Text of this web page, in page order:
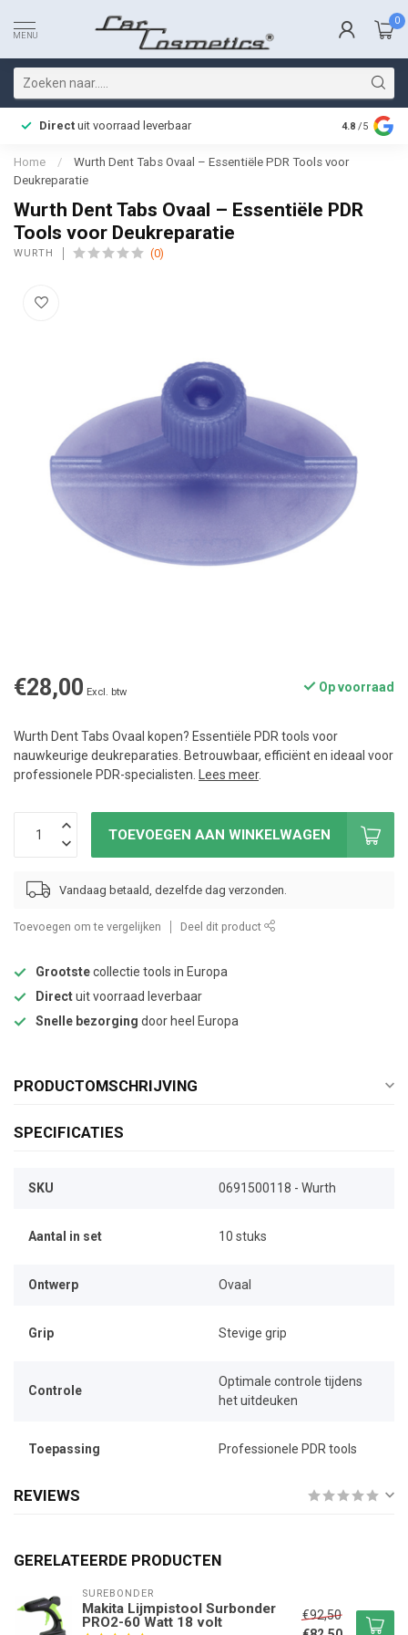
MENU
0
Direct uit voorraad leverbaar Snelle
4.8 /5
Home /
Wurth Dent Tabs Ovaal – Essentiële PDR Tools voor
Deukreparatie
Wurth Dent Tabs Ovaal – Essentiële PDR
Tools voor Deukreparatie
WURTH (0)
€28,00 Excl. btw Op voorraad
Wurth Dent Tabs Ovaal kopen? Essentiële PDR tools voor
nauwkeurige deukreparaties. Betrouwbaar, efficiënt en ideaal voor
professionele PDR-specialisten.
Lees meer.
TOEVOEGEN AAN WINKELWAGEN
Vandaag betaald, dezelfde dag verzonden.
Toevoegen om te vergelijken Deel dit product
Grootstecollectie tools in Europa
Directuit voorraad leverbaar
Snelle bezorging door heel Europa
PRODUCTOMSCHRIJVING
SPECIFICATIES
SKU 0691500118 - Wurth
Aantal in set 10 stuks
Ontwerp Ovaal
Grip Stevige grip
Controle
Optimale controle tijdens
het uitdeuken
Toepassing Professionele PDR tools
REVIEWS
GERELATEERDE PRODUCTEN
SUREBONDER
Makita Lijmpistool Surbonder
PRO2-60 Watt 18 volt
€92,50